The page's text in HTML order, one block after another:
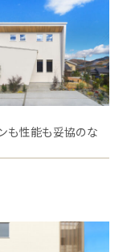
も性能も妥協のな